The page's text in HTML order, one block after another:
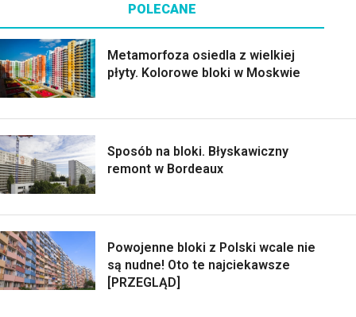
POLECANE
Metamorfoza osiedla z wielkiej
płyty. Kolorowe bloki w Moskwie
Sposób na bloki. Błyskawiczny
remont w Bordeaux
Powojenne bloki z Polski wcale nie
są nudne! Oto te najciekawsze
[PRZEGLĄD]